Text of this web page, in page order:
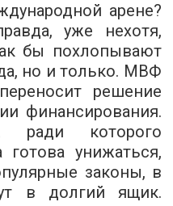
арене?
уже нехотя,
бы похлопывают
но и только. МВФ
решение
финансирования.
ради которого
унижаться,
законы, в
в долгий ящик.